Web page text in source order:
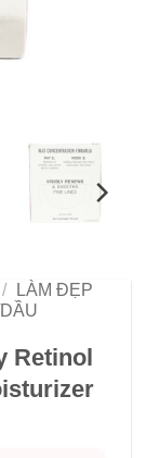
/
LÀM ĐẸP
Retinol